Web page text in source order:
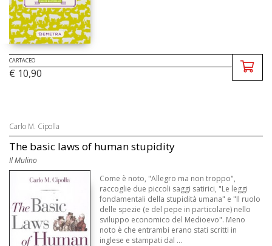
CARTACEO
€ 10,90
Carlo M. Cipolla
The basic laws of human stupidity
Il Mulino
Come è noto, "Allegro ma non troppo",
raccoglie due piccoli saggi satirici, "Le leggi
fondamentali della stupidità umana" e "Il ruolo
delle spezie (e del pepe in particolare) nello
sviluppo economico del Medioevo". Meno
noto è che entrambi erano stati scritti in
inglese e stampati dal ...